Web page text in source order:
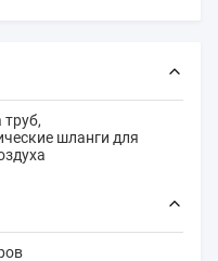
труб,
шланги для